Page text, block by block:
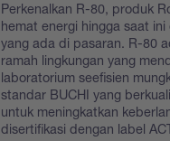
Perkenalkan R-80, produk
hemat energi hingga saat
yang ada di pasaran. R-80
ramah lingkungan yang
laboratorium seefisien
standar BUCHI yang
untuk meningkatkan
disertifikasi dengan label